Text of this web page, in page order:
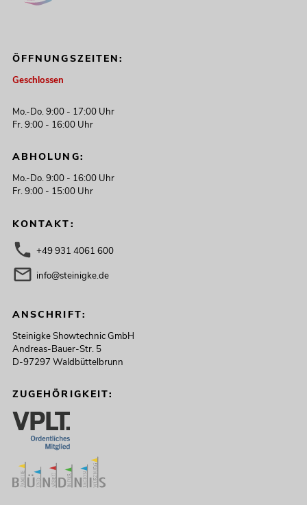
ÖFFNUNGSZEITEN:
Geschlossen
Mo.-Do. 9:00 - 17:00 Uhr
Fr. 9:00 - 16:00 Uhr
ABHOLUNG:
Mo.-Do. 9:00 - 16:00 Uhr
Fr. 9:00 - 15:00 Uhr
KONTAKT:
+49 931 4061 600
info@steinigke.de
ANSCHRIFT:
Steinigke Showtechnic GmbH
Andreas-Bauer-Str. 5
D-97297 Waldbüttelbrunn
ZUGEHÖRIGKEIT: